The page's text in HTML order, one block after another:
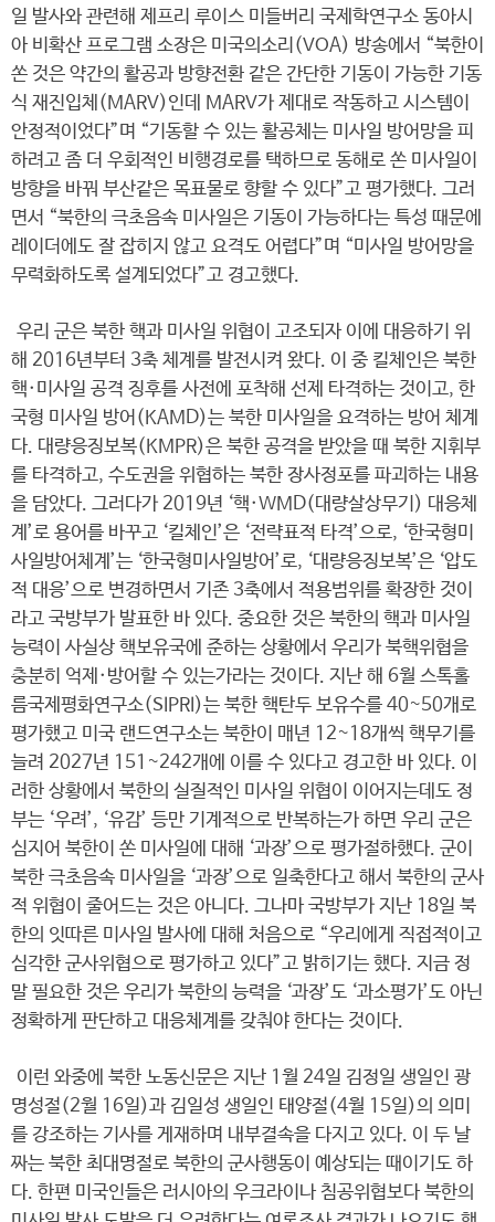
일 발사와 관련해 제프리 루이스 미들버리 국제학연구소 동아시
아 비확산 프로그램 소장은 미국의소리(VOA) 방송에서 “북한이
쏜 것은 약간의 활공과 방향전환 같은 간단한 기동이 가능한 기동
식 재진입체(MARV)인데 MARV가 제대로 작동하고 시스템이
안정적이었다”며 “기동할 수 있는 활공체는 미사일 방어망을 피
하려고 좀 더 우회적인 비행경로를 택하므로 동해로 쏜 미사일이
방향을 바꿔 부산같은 목표물로 향할 수 있다”고 평가했다. 그러
면서 “북한의 극초음속 미사일은 기동이 가능하다는 특성 때문에
레이더에도 잘 잡히지 않고 요격도 어렵다”며 “미사일 방어망을
무력화하도록 설계되었다”고 경고했다.
우리 군은 북한 핵과 미사일 위협이 고조되자 이에 대응하기 위
해 2016년부터 3축 체계를 발전시켜 왔다. 이 중 킬체인은 북한
핵·미사일 공격 징후를 사전에 포착해 선제 타격하는 것이고, 한
국형 미사일 방어(KAMD)는 북한 미사일을 요격하는 방어 체계
다. 대량응징보복(KMPR)은 북한 공격을 받았을 때 북한 지휘부
를 타격하고, 수도권을 위협하는 북한 장사정포를 파괴하는 내용
을 담았다. 그러다가 2019년 ‘핵·WMD(대량살상무기) 대응체
계’로 용어를 바꾸고 ‘킬체인’은 ‘전략표적 타격’으로, ‘한국형미
사일방어체계’는 ‘한국형미사일방어’로, ‘대량응징보복’은 ‘압도
적 대응’으로 변경하면서 기존 3축에서 적용범위를 확장한 것이
라고 국방부가 발표한 바 있다. 중요한 것은 북한의 핵과 미사일
능력이 사실상 핵보유국에 준하는 상황에서 우리가 북핵위협을
충분히 억제·방어할 수 있는가라는 것이다. 지난 해 6월 스톡홀
름국제평화연구소(SIPRI)는 북한 핵탄두 보유수를 40~50개로
평가했고 미국 랜드연구소는 북한이 매년 12~18개씩 핵무기를
늘려 2027년 151~242개에 이를 수 있다고 경고한 바 있다. 이
러한 상황에서 북한의 실질적인 미사일 위협이 이어지는데도 정
부는 ‘우려’, ‘유감’ 등만 기계적으로 반복하는가 하면 우리 군은
심지어 북한이 쏜 미사일에 대해 ‘과장’으로 평가절하했다. 군이
북한 극초음속 미사일을 ‘과장’으로 일축한다고 해서 북한의 군사
적 위협이 줄어드는 것은 아니다. 그나마 국방부가 지난 18일 북
한의 잇따른 미사일 발사에 대해 처음으로 “우리에게 직접적이고
심각한 군사위협으로 평가하고 있다”고 밝히기는 했다. 지금 정
말 필요한 것은 우리가 북한의 능력을 ‘과장’도 ‘과소평가’도 아닌
정확하게 판단하고 대응체계를 갖춰야 한다는 것이다.
이런 와중에 북한 노동신문은 지난 1월 24일 김정일 생일인 광
명성절(2월 16일)과 김일성 생일인 태양절(4월 15일)의 의미
를 강조하는 기사를 게재하며 내부결속을 다지고 있다. 이 두 날
짜는 북한 최대명절로 북한의 군사행동이 예상되는 때이기도 하
다. 한편 미국인들은 러시아의 우크라이나 침공위협보다 북한의